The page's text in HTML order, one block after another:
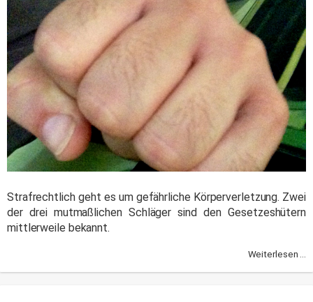
Strafrechtlich geht es um gefährliche Körperverletzung. Zwei
der drei mutmaßlichen Schläger sind den Gesetzeshütern
mittlerweile bekannt.
Weiterlesen ...